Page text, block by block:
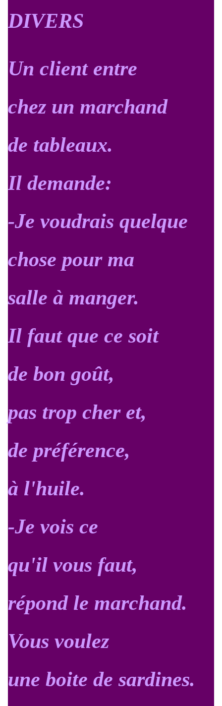
DIVERS
Un client entre
chez un marchand
de tableaux.
Il demande:
-Je voudrais quelque
chose pour ma
salle à manger.
Il faut que ce soit
de bon goût,
pas trop cher et,
de préférence,
à l'huile.
-Je vois ce
qu'il vous faut,
répond le marchand.
Vous voulez
une boite de sardines.